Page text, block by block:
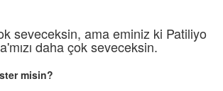
seveceksin, ama eminiz ki Patiliyo
daha çok seveceksin.
misin?